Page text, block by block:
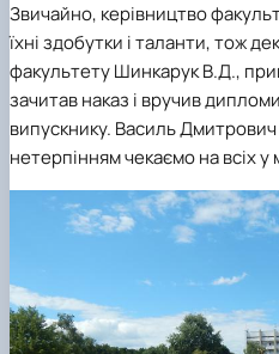
Звичайно, керівництво
їхні здобутки і таланти, тож
факультету Шинкарук В.Д.,
зачитав наказ і вручив
випускнику. Василь
нетерпіннямчекаємо на всіх у